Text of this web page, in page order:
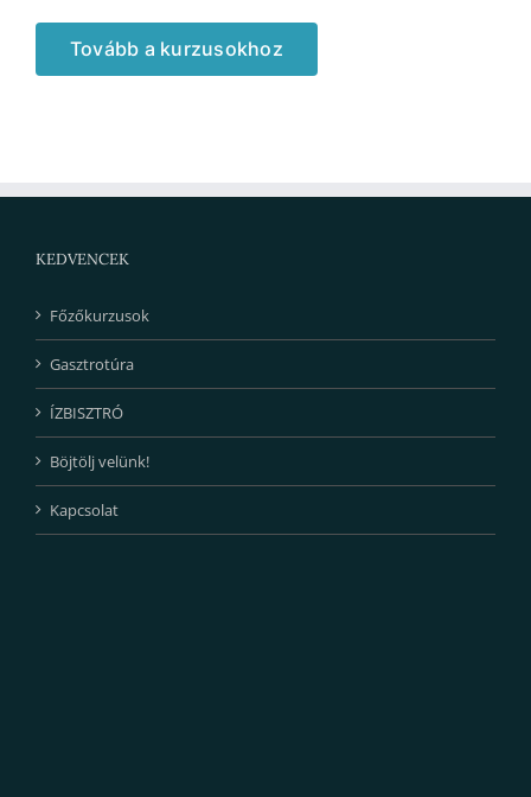
Tovább a kurzusokhoz
KEDVENCEK
Főzőkurzusok
Gasztrotúra
ÍZBISZTRÓ
Böjtölj velünk!
Kapcsolat